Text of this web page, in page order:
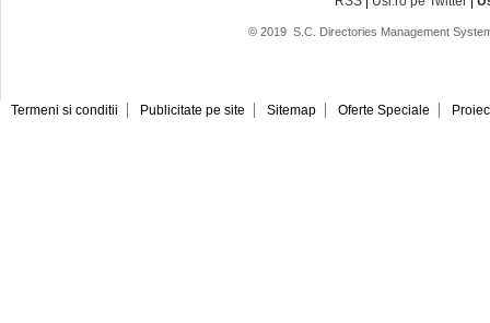
© 2019 S.C. Directories Management
Termeni si conditii Publicitate pe site Sitemap Oferte Speciale